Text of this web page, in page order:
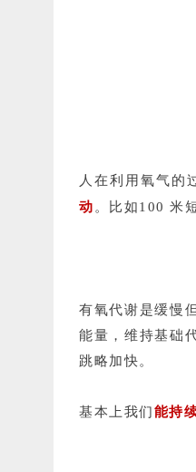
人在利用氧气的
动 。 比如100 米
有氧代谢是缓慢
能量，维持基础
跳略加快。
基本上我们能持